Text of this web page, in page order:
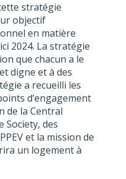
stratégie
objectif
en matière
2024. La stratégie
que chacun a le
digne et à des
a recueilli les
d’engagement
de la Central
Society, des
et la mission de
un logement à